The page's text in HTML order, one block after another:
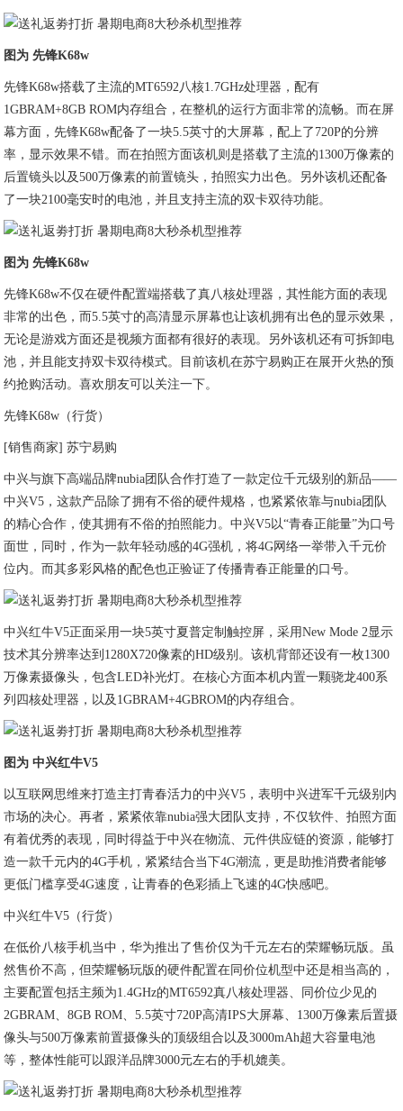
图为 先锋K68w
先锋K68w搭载了主流的MT6592八核1.7GHz处理器，配有
1GBRAM+8GB ROM内存组合，在整机的运行方面非常的流畅。而在屏
幕方面，先锋K68w配备了一块5.5英寸的大屏幕，配上了720P的分辨
率，显示效果不错。而在拍照方面该机则是搭载了主流的1300万像素的
后置镜头以及500万像素的前置镜头，拍照实力出色。另外该机还配备
了一块2100毫安时的电池，并且支持主流的双卡双待功能。
图为 先锋K68w
先锋K68w不仅在硬件配置端搭载了真八核处理器，其性能方面的表现
非常的出色，而5.5英寸的高清显示屏幕也让该机拥有出色的显示效果，
无论是游戏方面还是视频方面都有很好的表现。另外该机还有可拆卸电
池，并且能支持双卡双待模式。目前该机在苏宁易购正在展开火热的预
约抢购活动。喜欢朋友可以关注一下。
先锋K68w（行货）
[销售商家] 苏宁易购
中兴与旗下高端品牌nubia团队合作打造了一款定位千元级别的新品——
中兴V5，这款产品除了拥有不俗的硬件规格，也紧紧依靠与nubia团队
的精心合作，使其拥有不俗的拍照能力。中兴V5以“青春正能量”为口号
面世，同时，作为一款年轻动感的4G强机，将4G网络一举带入千元价
位内。而其多彩风格的配色也正验证了传播青春正能量的口号。
中兴红牛V5正面采用一块5英寸夏普定制触控屏，采用New Mode 2显示
技术其分辨率达到1280X720像素的HD级别。该机背部还设有一枚1300
万像素摄像头，包含LED补光灯。在核心方面本机内置一颗骁龙400系
列四核处理器，以及1GBRAM+4GBROM的内存组合。
图为 中兴红牛V5
以互联网思维来打造主打青春活力的中兴V5，表明中兴进军千元级别内
市场的决心。再者，紧紧依靠nubia强大团队支持，不仅软件、拍照方面
有着优秀的表现，同时得益于中兴在物流、元件供应链的资源，能够打
造一款千元内的4G手机，紧紧结合当下4G潮流，更是助推消费者能够
更低门槛享受4G速度，让青春的色彩插上飞速的4G快感吧。
中兴红牛V5（行货）
在低价八核手机当中，华为推出了售价仅为千元左右的荣耀畅玩版。虽
然售价不高，但荣耀畅玩版的硬件配置在同价位机型中还是相当高的，
主要配置包括主频为1.4GHz的MT6592真八核处理器、同价位少见的
2GBRAM、8GB ROM、5.5英寸720P高清IPS大屏幕、1300万像素后置摄
像头与500万像素前置摄像头的顶级组合以及3000mAh超大容量电池
等，整体性能可以跟洋品牌3000元左右的手机媲美。